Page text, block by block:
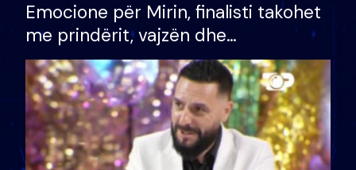
Emocione për Mirin, finalisti takohet
me prindërit, vajzën dhe
bashkëshorten: S’kemi ndonjë letër
divorci apo jo?